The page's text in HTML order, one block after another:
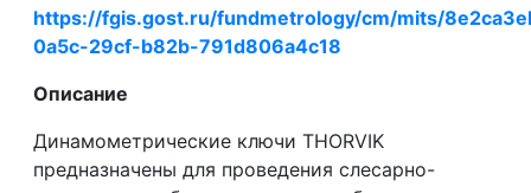
https://fgis.gost.ru/fundmetrology/cm/mits/
0a5c-29cf-b82b-791d806a4c18
Описание
Динамометрические ключи THORVIK
предназначены для проведения слесарно-